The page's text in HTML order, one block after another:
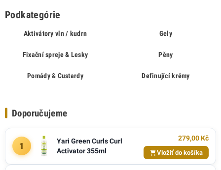
Podkategórie
Aktivátory vln / kudrn Gely
Fixační spreje & Lesky Pěny
Pomády & Custardy Definující krémy
Doporučujeme
1
Yari Green Curls Curl
Activator 355ml
279,00 Kč
Vložiť do košíka